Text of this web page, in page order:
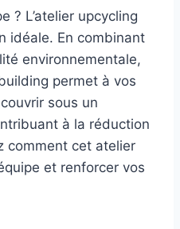
? L’atelier upcycling
idéale. En combinant
environnementale,
permet à vos
sous un
à la réduction
comment cet atelier
et renforcer vos